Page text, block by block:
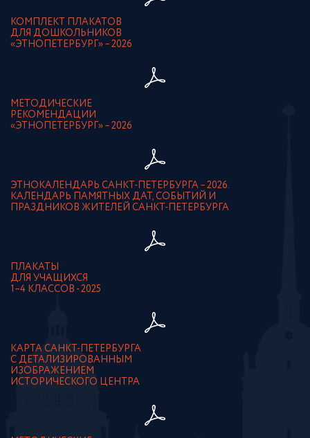
КОМПЛЕКТ ПЛАКАТОВ
ДЛЯ ДОШКОЛЬНИКОВ
«ЭТНОПЕТЕРБУРГ» – 2026
МЕТОДИЧЕСКИЕ
РЕКОМЕНДАЦИИ
«ЭТНОПЕТЕРБУРГ» – 2026
ЭТНОКАЛЕНДАРЬ САНКТ-ПЕТЕРБУРГА – 2026.
КАЛЕНДАРЬ ПАМЯТНЫХ ДАТ, СОБЫТИЙ И
ПРАЗДНИКОВ ЖИТЕЛЕЙ САНКТ-ПЕТЕРБУРГА
ПЛАКАТЫ
ДЛЯ УЧАЩИХСЯ
1–4 КЛАССОВ - 2025
КАРТА САНКТ-ПЕТЕРБУРГА
С ДЕТАЛИЗИРОВАННЫМ
ИЗОБРАЖЕНИЕМ
ИСТОРИЧЕСКОГО ЦЕНТРА